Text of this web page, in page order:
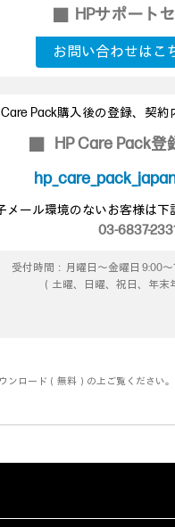
HPサポート
お問い合わせはこ
Care Pack購入後の登録、契
HP Care Pack登
ール環境のないお客様は下
03-6837-
受付時間：月曜日～金曜日 9:00～
（土曜、日曜、祝日、年末
ンロード（無料）の上ご覧ください。